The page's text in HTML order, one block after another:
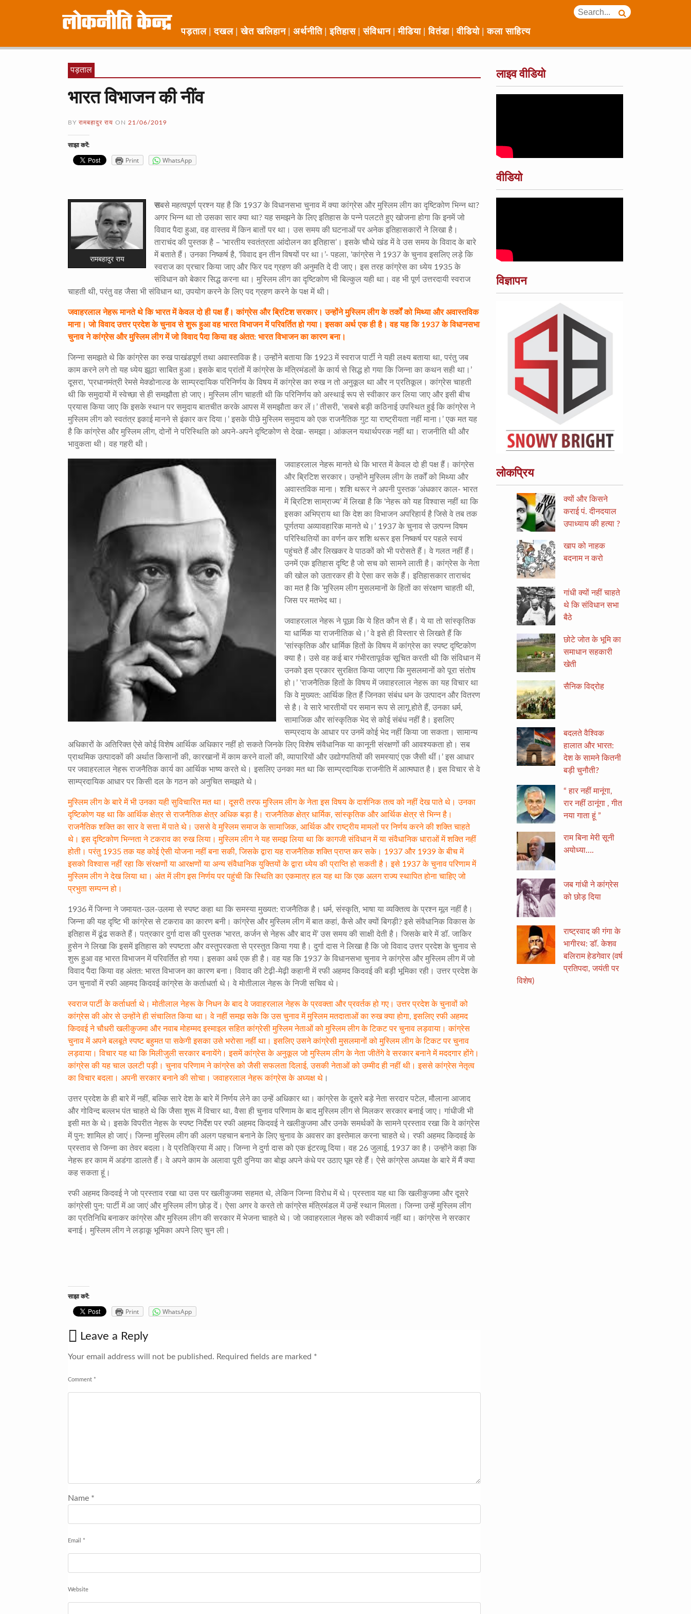
पड़ताल दखल खेत खलिहान अर्थनीति इतिहास संविधान मीडिया वितंडा वीडियो कला साहित्य
पड़ताल
भारत विभाजन की नींव
BY रामबहादुर राय ON 21/06/2019
साझा करें:
Print WhatsApp
रामबहादुर राय
सबसे महत्वपूर्ण प्रश्न यह है कि 1937 के विधानसभा चुनाव में क्या कांग्रेस और मुस्लिम लीग का दृष्टिकोण भिन्न था?
अगर भिन्न था तो उसका सार क्या था? यह समझने के लिए इतिहास के पन्ने पलटते हुए खोजना होगा कि इनमें जो
विवाद पैदा हुआ, वह वास्तव में किन बातों पर था। उस समय की घटनाओं पर अनेक इतिहासकारों ने लिखा है।
ताराचंद की पुस्तक है – ‘भारतीय स्वतंत्रता आंदोलन का इतिहास’। इसके चौथे खंड में वे उस समय के विवाद के बारे
में बताते हैं। उनका निष्कर्ष है, ‘विवाद इन तीन विषयों पर था।’- पहला, ‘कांग्रेस ने 1937 के चुनाव इसलिए लड़े कि
स्वराज का प्रचार किया जाए और फिर पद ग्रहण की अनुमति दे दी जाए। इस तरह कांग्रेस का ध्येय 1935 के
संविधान को बेकार सिद्ध करना था। मुस्लिम लीग का दृष्टिकोण भी बिल्कुल यही था। वह भी पूर्ण उत्तरदायी स्वराज
चाहती थी, परंतु वह जैसा भी संविधान था, उपयोग करने के लिए पद ग्रहण करने के पक्ष में थी।
जवाहरलाल नेहरू मानते थे कि भारत में केवल दो ही पक्ष हैं। कांग्रेस और ब्रिटिश सरकार। उन्होंने मुस्लिम लीग के तर्कों को मिथ्या और अवास्तविक
माना। जो विवाद उत्तर प्रदेश के चुनाव से शुरू हुआ वह भारत विभाजन में परिवर्तित हो गया। इसका अर्थ एक ही है। वह यह कि 1937के विधानसभा
चुनाव ने कांग्रेस और मुस्लिम लीग में जो विवाद पैदा किया वह अंतत: भारत विभाजन का कारण बना।
जिन्ना समझते थे कि कांग्रेस का रुख पाखंडपूर्ण तथा अवास्तविक है। उन्होंने बताया कि 1923 में स्वराज पार्टी ने यही लक्ष्य बताया था, परंतु जब
काम करने लगे तो यह ध्येय झूठा साबित हुआ। इसके बाद प्रांतों में कांग्रेस के मंत्रिमंडलों के कार्य से सिद्ध हो गया कि जिन्ना का कथन सही था।’
दूसरा, ‘प्रधानमंत्री रेमसे मेक्डोनाल्ड के साम्प्रदायिक परिनिर्णय के विषय में कांग्रेस का रुख न तो अनुकूल था और न प्रतिकूल। कांग्रेस चाहती
थी कि समुदायों में स्वेच्छा से ही समझौता हो जाए। मुस्लिम लीग चाहती थी कि परिनिर्णय को अस्थाई रूप से स्वीकार कर लिया जाए और इसी बीच
प्रयास किया जाए कि इसके स्थान पर समुदाय बातचीत करके आपस में समझौता कर लें।’ तीसरी, ‘सबसे बड़ी कठिनाई उपस्थित हुई कि कांग्रेस ने
मुस्लिम लीग को स्वतंत्र इकाई मानने से इंकार कर दिया।’ इसके पीछे मुस्लिम समुदाय को एक राजनैतिक गुट या राष्ट्रीयता नहीं माना।’ एक मत यह
है कि कांग्रेस और मुस्लिम लीग, दोनों ने परिस्थिति को अपने-अपने दृष्टिकोण से देखा- समझा। आंकलन यथार्थपरक नहीं था। राजनीति थी और
भावुकता थी। वह गहरी थी।
जवाहरलाल नेहरू मानते थे कि भारत में केवल दो ही पक्ष हैं। कांग्रेस
और ब्रिटिश सरकार। उन्होंने मुस्लिम लीग के तर्कों को मिथ्या और
अवास्तविक माना। शशि थरूर ने अपनी पुस्तक ‘अंधकार काल- भारत
में ब्रिटिश साम्राज्य’ में लिखा है कि ‘नेहरू को यह विश्वास नहीं था कि
इसका अभिप्राय था कि देश का विभाजन अपरिहार्य है जिसे वे तब तक
पूर्णतया अव्यावहारिक मानते थे।’ 1937 के चुनाव से उत्पन्न विषम
परिस्थितियों का वर्णन कर शशि थरूर इस निष्कर्ष पर पहले स्वयं
पहुंचते हैं और लिखकर वे पाठकों को भी परोसते हैं। वे गलत नहीं हैं।
उनमें एक इतिहास दृष्टि है जो सच को सामने लाती है। कांग्रेस के नेता
की खोल को उतारकर ही वे ऐसा कर सके हैं। इतिहासकार ताराचंद
का मत है कि ‘मुस्लिम लीग मुसलमानों के हितों का संरक्षण चाहती थी,
जिस पर मतभेद था।
जवाहरलाल नेहरू ने पूछा कि ये हित कौन से हैं। ये या तो सांस्कृतिक
या धार्मिक या राजनीतिक थे।’ वे इसे ही विस्तार से लिखते हैं कि
‘सांस्कृतिक और धार्मिक हितों के विषय में कांग्रेस का स्पष्ट दृष्टिकोण
क्या है। उसे वह कई बार गंभीरतापूर्वक सूचित करती थी कि संविधान में
उनको इस प्रकार सुरक्षित किया जाएगा कि मुसलमानों को पूरा संतोष
हो।’ ‘राजनैतिक हितों के विषय में जवाहरलाल नेहरू का यह विचार था
कि वे मुख्यत: आर्थिक हित हैं जिनका संबंध धन के उत्पादन और वितरण
से है। वे सारे भारतीयों पर समान रूप से लागू होते हैं, उनका धर्म,
सामाजिक और सांस्कृतिक भेद से कोई संबंध नहीं है। इसलिए
सम्प्रदाय के आधार पर उनमें कोई भेद नहीं किया जा सकता। सामान्य
अधिकारों के अतिरिक्त ऐसे कोई विशेष आर्थिक अधिकार नहीं हो सकते जिनके लिए विशेष संवैधानिक या कानूनी संरक्षणों की आवश्यकता हो। सब
प्राथमिक उत्पादकों की अर्थात किसानों की, कारखानों में काम करने वालों की, व्यापारियों और उद्योगपतियों की समस्याएं एक जैसी थीं।’ इस आधार
पर जवाहरलाल नेहरू राजनैतिक कार्य का आर्थिक भाष्य करते थे। इसलिए उनका मत था कि साम्प्रदायिक राजनीति में आत्मघात है। इस विचार से वे
साम्प्रदायिक आधार पर किसी दल के गठन को अनुचित समझते थे।
मुस्लिम लीग के बारे में भी उनका यही सुविचारित मत था। दूसरी तरफ मुस्लिम लीग के नेता इस विषय के दार्शनिक तत्व को नहीं देख पाते थे। उनका
दृष्टिकोण यह था कि आर्थिक क्षेत्र से राजनैतिक क्षेत्र अधिक बड़ा है। राजनैतिक क्षेत्र धार्मिक, सांस्कृतिक और आर्थिक क्षेत्र से भिन्न है।
राजनैतिक शक्ति का सार वे सत्ता में पाते थे। उससे वे मुस्लिम समाज के सामाजिक, आर्थिक और राष्ट्रीय मामलों पर निर्णय करने की शक्ति चाहते
थे। इस दृष्टिकोण भिन्नता ने टकराव का रुख लिया। मुस्लिम लीग ने यह समझ लिया था कि कागजी संविधान में या संवैधानिक धाराओं में शक्ति नहीं
होती। परंतु 1935 तक यह कोई ऐसी योजना नहीं बना सकी, जिसके द्वारा यह राजनैतिक शक्ति प्राप्त कर सके। 1937 और 1939 के बीच में
इसको विश्वास नहीं रहा कि संरक्षणों या आरक्षणों या अन्य संवैधानिक युक्तियों के द्वारा ध्येय की प्राप्ति हो सकती है। इसे 1937 के चुनाव परिणाम में
मुस्लिम लीग ने देख लिया था। अंत में लीग इस निर्णय पर पहुंची कि स्थिति का एकमात्र हल यह था कि एक अलग राज्य स्थापित होना चाहिए जो
प्रभुता सम्पन्न हो।
1936 में जिन्ना ने जमायत-उल-उलमा से स्पष्ट कहा था कि समस्या मुख्यत: राजनैतिक है। धर्म, संस्कृति, भाषा या व्यक्तित्व के प्रश्न मूल नहीं है।
जिन्ना की यह दृष्टि भी कांग्रेस से टकराव का कारण बनी। कांग्रेस और मुस्लिम लीग में बात कहां, कैसे और क्यों बिगड़ी? इसे संवैधानिक विकास के
इतिहास में ढूंढ सकते हैं। पत्रकार दुर्गा दास की पुस्तक ‘भारत, कर्जन से नेहरू और बाद में’ उस समय की साक्षी देती है। जिसके बारे में डॉ. जाकिर
हुसेन ने लिखा कि इसमें इतिहास को स्पष्टता और वस्तुपरकता से प्रस्तुत किया गया है। दुर्गा दास ने लिखा है कि जो विवाद उत्तर प्रदेश के चुनाव से
शुरू हुआ वह भारत विभाजन में परिवर्तित हो गया। इसका अर्थ एक ही है। वह यह कि 1937 के विधानसभा चुनाव ने कांग्रेस और मुस्लिम लीग में जो
विवाद पैदा किया वह अंतत: भारत विभाजन का कारण बना। विवाद की टेढ़ी-मेढ़ी कहानी में रफी अहमद किदवई की बड़ी भूमिका रही। उत्तर प्रदेश के
उन चुनावों में रफी अहमद किदवई कांग्रेस के कर्ताधर्ता थे। वे मोतीलाल नेहरू के निजी सचिव थे।
स्वराज पार्टी के कर्ताधर्ता थे। मोतीलाल नेहरू के निधन के बाद वे जवाहरलाल नेहरू के प्रवक्ता और प्रवर्तक हो गए। उत्तर प्रदेश के चुनावों को
कांग्रेस की ओर से उन्होंने ही संचालित किया था। वे नहीं समझ सके कि उस चुनाव में मुस्लिम मतदाताओं का रुख क्या होगा, इसलिए रफी अहमद
किदवई ने चौधरी खलीकुजमा और नवाब मोहम्मद इस्माइल सहित कांग्रेसी मुस्लिम नेताओं को मुस्लिम लीग के टिकट पर चुनाव लड़वाया। कांग्रेस
चुनाव में अपने बलबूते स्पष्ट बहुमत पा सकेगी इसका उसे भरोसा नहीं था। इसलिए उसने कांग्रेसी मुसलमानों को मुस्लिम लीग के टिकट पर चुनाव
लड़वाया। विचार यह था कि मिलीजुली सरकार बनायेंगे। इसमें कांग्रेस के अनुकूल जो मुस्लिम लीग के नेता जीतेंगे वे सरकार बनाने में मददगार होंगे।
कांग्रेस की यह चाल उलटी पड़ी। चुनाव परिणाम ने कांग्रेस को जैसी सफलता दिलाई, उसकी नेताओं को उम्मीद ही नहीं थी। इससे कांग्रेस नेतृत्व
का विचार बदला। अपनी सरकार बनाने की सोचा। जवाहरलाल नेहरू कांग्रेस के अध्यक्ष थे ।
उत्तर प्रदेश के ही बारे में नहीं, बल्कि सारे देश के बारे में निर्णय लेने का उन्हें अधिकार था। कांग्रेस के दूसरे बड़े नेता सरदार पटेल, मौलाना आजाद
और गोविन्द बल्लभ पंत चाहते थे कि जैसा शुरू में विचार था, वैसा ही चुनाव परिणाम के बाद मुस्लिम लीग से मिलकर सरकार बनाई जाए। गांधीजी भी
इसी मत के थे। इसके विपरीत नेहरू के स्पष्ट निर्देश पर रफी अहमद किदवई ने खलीकुजमा और उनके समर्थकों के सामने प्रस्ताव रखा कि वे कांग्रेस
में पुन: शामिल हो जाएं। जिन्ना मुस्लिम लीग की अलग पहचान बनाने के लिए चुनाव के अवसर का इस्तेमाल करना चाहते थे। रफी अहमद किदवई के
प्रस्ताव से जिन्ना का तेवर बदला। वे प्रतिक्रिया में आए। जिन्ना ने दुर्गा दास को एक इंटरव्यू दिया। वह 26 जुलाई, 1937 का है। उन्होंने कहा कि
नेहरू हर काम में अडंगा डालते हैं। वे अपने काम के अलावा पूरी दुनिया का बोझ अपने कंधे पर उठाए घूम रहे हैं। ऐसे कांग्रेस अध्यक्ष के बारे में मैं क्या
कह सकता हूं।
रफी अहमद किदवई ने जो प्रस्ताव रखा था उस पर खलीकुजमा सहमत थे, लेकिन जिन्ना विरोध में थे। प्रस्ताव यह था कि खलीकुजमा और दूसरे
कांग्रेसी पुन: पार्टी में आ जाएं और मुस्लिम लीग छोड़ दें। ऐसा अगर वे करते तो कांग्रेस मंत्रिमंडल में उन्हें स्थान मिलता। जिन्ना उन्हें मुस्लिम लीग
का प्रतिनिधि बनाकर कांग्रेस और मुस्लिम लीग की सरकार में भेजना चाहते थे। जो जवाहरलाल नेहरू को स्वीकार्य नहीं था। कांग्रेस ने सरकार
बनाई। मुस्लिम लीग ने लड़ाकू भूमिका अपने लिए चुन ली।
साझा करें:
Print WhatsApp
Leave a Reply
Your email address will not be published. Required fields are marked *
Comment *
Name *
Email *
Website
लाइव वीडियो
वीडियो
विज्ञापन
लोकप्रिय
क्यों और किसने
कराई पं. दीनदयाल
उपाध्याय की हत्या ?
खाप को नाहक
बदनाम न करो
गांधी क्यों नहीं चाहते
थे कि संविधान सभा
बैठे
छोटे जोत के भूमि का
समाधान सहकारी
खेती
सैनिक विद्रोह
बदलते वैश्विक
हालात और भारत:
देश के सामने कितनी
बड़ी चुनौती?
“ हार नहीं मानूंगा,
रार नहीं ठानूंगा , गीत
नया गाता हूं ”
राम बिना मेरी सूनी
अयोध्या….
जब गांधी ने कांग्रेस
को छोड़ दिया
राष्ट्रवाद की गंगा के
भागीरथ: डॉ. केशव
बलिराम हेडगेवार (वर्ष
प्रतिपदा, जयंती पर
विशेष)